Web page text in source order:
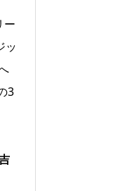
ー
ッ
3